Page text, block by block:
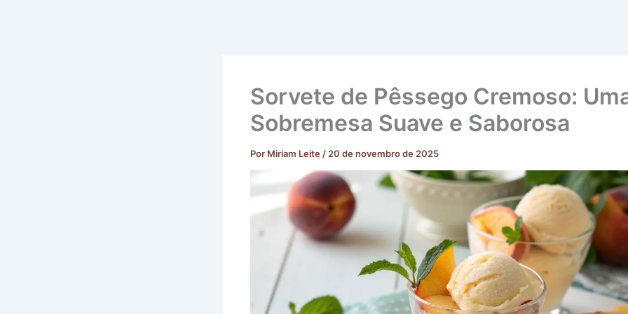
Sorvete de Pêssego Cremoso:
Sobremesa Suave e Saborosa
Por Miriam Leite / 20 de novembro de 2025